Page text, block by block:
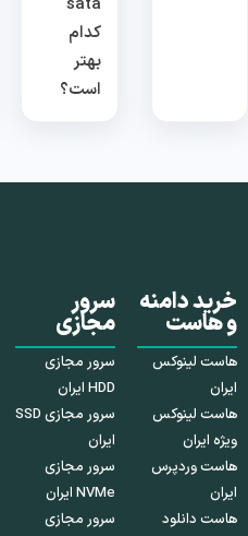
کدام
بهتر
است؟
خرید دامنه
و هاست
هاست لینوکس
ایران
هاست لینوکس
ویژه ایران
هاست وردپرس
ایران
هاست دانلود
سرور
مجازی
سرور مجازی
HDD ایران
سرور مجازی SSD
ایران
سرور مجازی
NVMe ایران
سرور مجازی